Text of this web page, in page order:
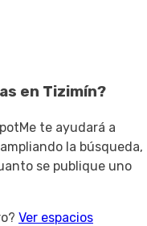
en Tizimín?
te ayudará a
la búsqueda,
se publique uno
Ver espacios